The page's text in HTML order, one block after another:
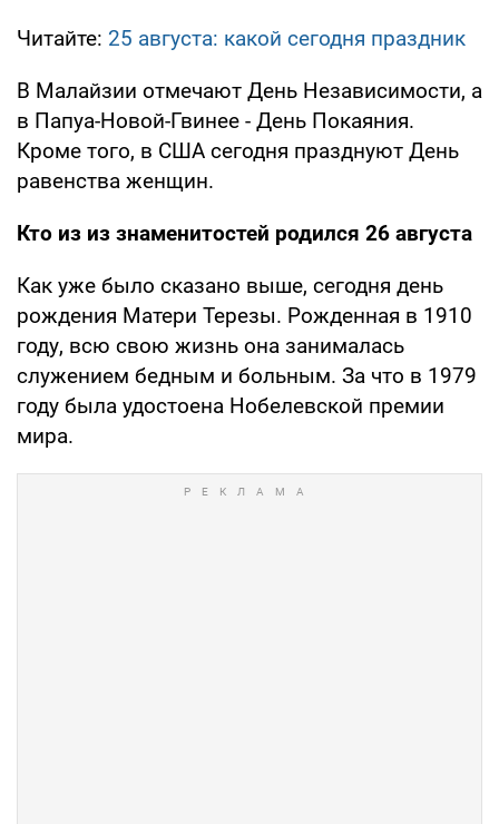
Читайте: 25 августа: какой сегодня праздник
В Малайзии отмечают День Независимости, а
в Папуа-Новой-Гвинее - День Покаяния.
Кроме того, в США сегодня празднуют День
равенства женщин.
Кто из из знаменитостей родился 26 августа
Как уже было сказано выше, сегодня день
рождения Матери Терезы. Рожденная в 1910
году, всю свою жизнь она занималась
служением бедным и больным. За что в 1979
году была удостоена Нобелевской премии
мира.